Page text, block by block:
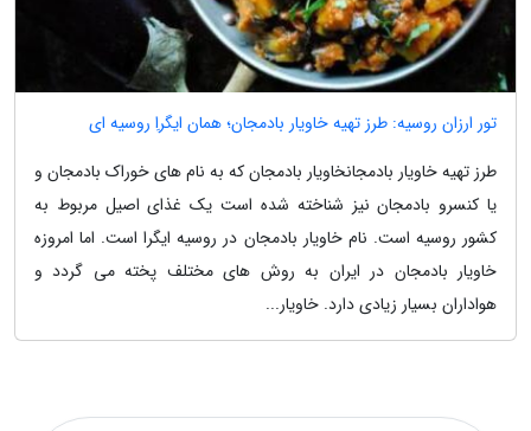
تور ارزان روسیه: طرز تهیه خاویار بادمجان؛ همان ایگراِ روسیه ای
طرز تهیه خاویار بادمجانخاویار بادمجان که به نام های خوراک بادمجان و
یا کنسرو بادمجان نیز شناخته شده است یک غذای اصیل مربوط به
کشور روسیه است. نام خاویار بادمجان در روسیه ایگرا است. اما امروزه
خاویار بادمجان در ایران به روش های مختلف پخته می گردد و
هواداران بسیار زیادی دارد. خاویار...